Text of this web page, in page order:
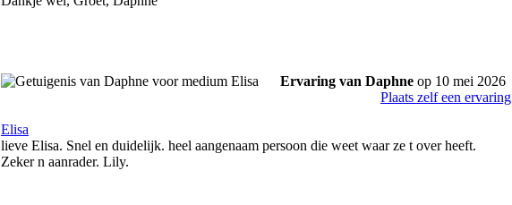
Ervaring van Daphne op 10 mei 2026
Plaats zelf een ervaring
Elisa
lieve Elisa. Snel en duidelijk. heel aangenaam persoon die weet waar ze t over heeft.
Zeker n aanrader. Lily.